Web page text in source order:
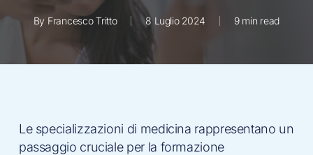
By Francesco Tritto 8 Luglio 2024 9 min read
Le specializzazioni di medicina rappresentano un
passaggio cruciale per la formazione